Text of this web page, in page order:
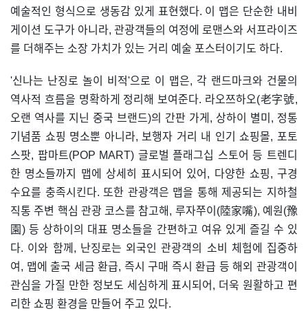
예술적인 형식으로 생동감 있게 표현했다. 이 맵은 단순한 내비
게이션 도구가 아니라, 관광객들의 여정에 로맨스와 서프라이즈
를 더해주는 소장 가치가 있는 거리 예술 포스터이기도 하다.
'신나는 난징로 놀이 비적'으로 이 맵은, 각 랜드마크와 건물의
역사적 흐름을 명확하게 정리해 보여준다. 라오쯔하오(老字號,
오랜 역사를 지닌 중국 브랜드)의 간판 가게, 상하이 별미, 정통
기념품 쇼핑 명소뿐 아니라, 보행자 거리 내 인기 쇼핑몰, 포토
스팟, 팝마트(POP MART) 글로벌 플래그십 스토어 등 트렌디
한 명소들까지 맵에 상세히 표시되어 있어, 다양한 쇼핑, 구경
수요를 충족시킨다. 또한 관광객은 맵을 통해 제공되는 지하철
직통 주변 핵심 관광 코스를 참고해, 루자쭈이(陸家嘴), 예원(豫
園) 등 상하이의 대표 명소들을 간편하고 여유 있게 즐길 수 있
다. 이와 함께, 난징로는 외국인 관광객의 소비 체험에 집중하
여, 맵에 출국 세금 환급, 즉시 구매 즉시 환급 등 해외 관광객이
관심을 가질 만한 정보도 세심하게 표시되어, 더욱 원활하고 편
리한 쇼핑 환경을 만들어 주고 있다.